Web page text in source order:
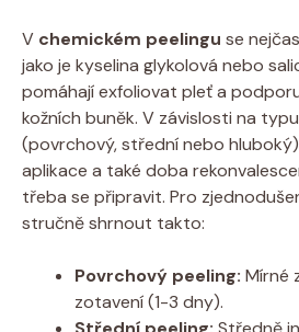
V chemickém peelingu se
jako je kyselina glykolová nebo
pomáhají exfoliovat pleť a
kožních buněk. V závislosti na
(povrchový, střední nebo
aplikace a také doba
třeba se připravit. Pro
stručně shrnout takto:
Povrchový peeling: Mírné
zotavení (1-3 dny).